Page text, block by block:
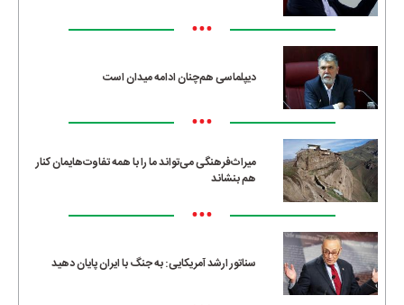
•••
دیپلماسی هم‌چنان ادامه میدان است
•••
میراث‌فرهنگی می‌تواند ما را با همه تفاوت‌هایمان کنار
هم بنشاند
•••
سناتور ارشد آمریکایی: به جنگ با ایران پایان دهید